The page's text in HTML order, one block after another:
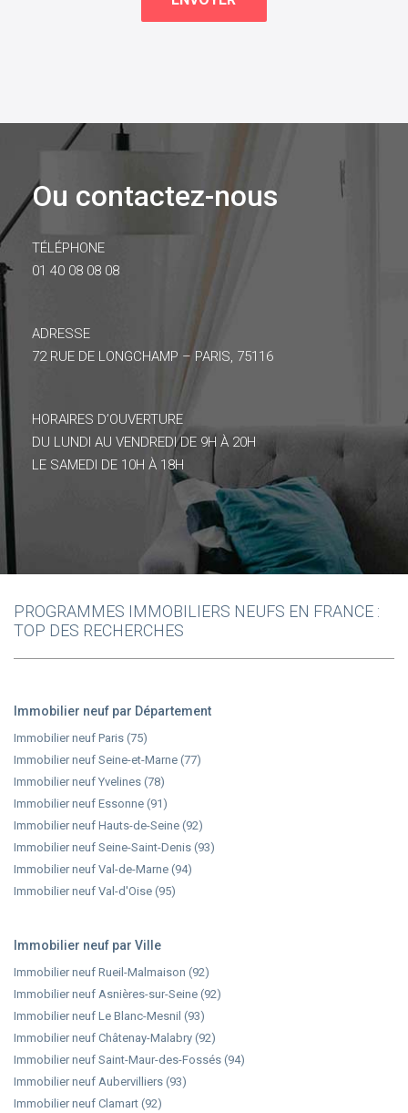
Ou contactez-nous
TÉLÉPHONE
01 40 08 08 08
ADRESSE
72 RUE DE LONGCHAMP – PARIS, 75116
HORAIRES D’OUVERTURE
DU LUNDI AU VENDREDI DE 9H À 20H
LE SAMEDI DE 10H À 18H
PROGRAMMES IMMOBILIERS NEUFS EN FRANCE :
TOP DES RECHERCHES
Immobilier neuf par Département
Immobilier neuf Paris (75)
Immobilier neuf Seine-et-Marne (77)
Immobilier neuf Yvelines (78)
Immobilier neuf Essonne (91)
Immobilier neuf Hauts-de-Seine (92)
Immobilier neuf Seine-Saint-Denis (93)
Immobilier neuf Val-de-Marne (94)
Immobilier neuf Val-d'Oise (95)
Immobilier neuf par Ville
Immobilier neuf Rueil-Malmaison (92)
Immobilier neuf Asnières-sur-Seine (92)
Immobilier neuf Le Blanc-Mesnil (93)
Immobilier neuf Châtenay-Malabry (92)
Immobilier neuf Saint-Maur-des-Fossés (94)
Immobilier neuf Aubervilliers (93)
Immobilier neuf Clamart (92)